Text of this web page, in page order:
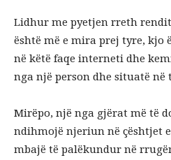
Lidhur me pyetjen rreth
është më e mira prej tyre, kjo
në këtë faqe interneti dhe
nga një person dhe situatë në
Mirëpo, një nga gjërat më të
ndihmojë njeriun në çështjet
mbajë të palëkundur në